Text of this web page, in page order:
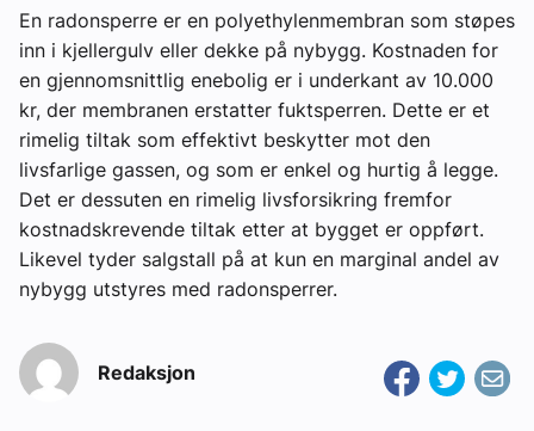
En radonsperre er en polyethylenmembran som støpes
inn i kjellergulv eller dekke på nybygg. Kostnaden for
en gjennomsnittlig enebolig er i underkant av 10.000
kr, der membranen erstatter fuktsperren. Dette er et
rimelig tiltak som effektivt beskytter mot den
livsfarlige gassen, og som er enkel og hurtig å legge.
Det er dessuten en rimelig livsforsikring fremfor
kostnadskrevende tiltak etter at bygget er oppført.
Likevel tyder salgstall på at kun en marginal andel av
nybygg utstyres med radonsperrer.
Redaksjon